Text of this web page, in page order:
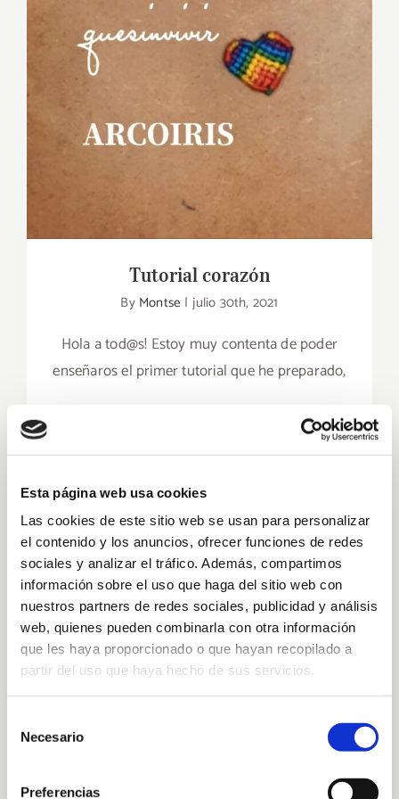
Esta página web usa cookies
Las cookies de este sitio web se usan para personalizar
el contenido y los anuncios, ofrecer funciones de redes
sociales y analizar el tráfico. Además, compartimos
información sobre el uso que haga del sitio web con
nuestros partners de redes sociales, publicidad y análisis
web, quienes pueden combinarla con otra información
que les haya proporcionado o que hayan recopilado a
partir del uso que haya hecho de sus servicios.
Necesario
Preferencias
Tutorial corazón
Tutorial corazón
By Montse | julio 30th, 2021
Hola a tod@s! Estoy muy contenta de poder
enseñaros el primer tutorial que he preparado,
1
Entradas recientes
Tutorial corazón
¡Nueva web de QuéSinVivir!